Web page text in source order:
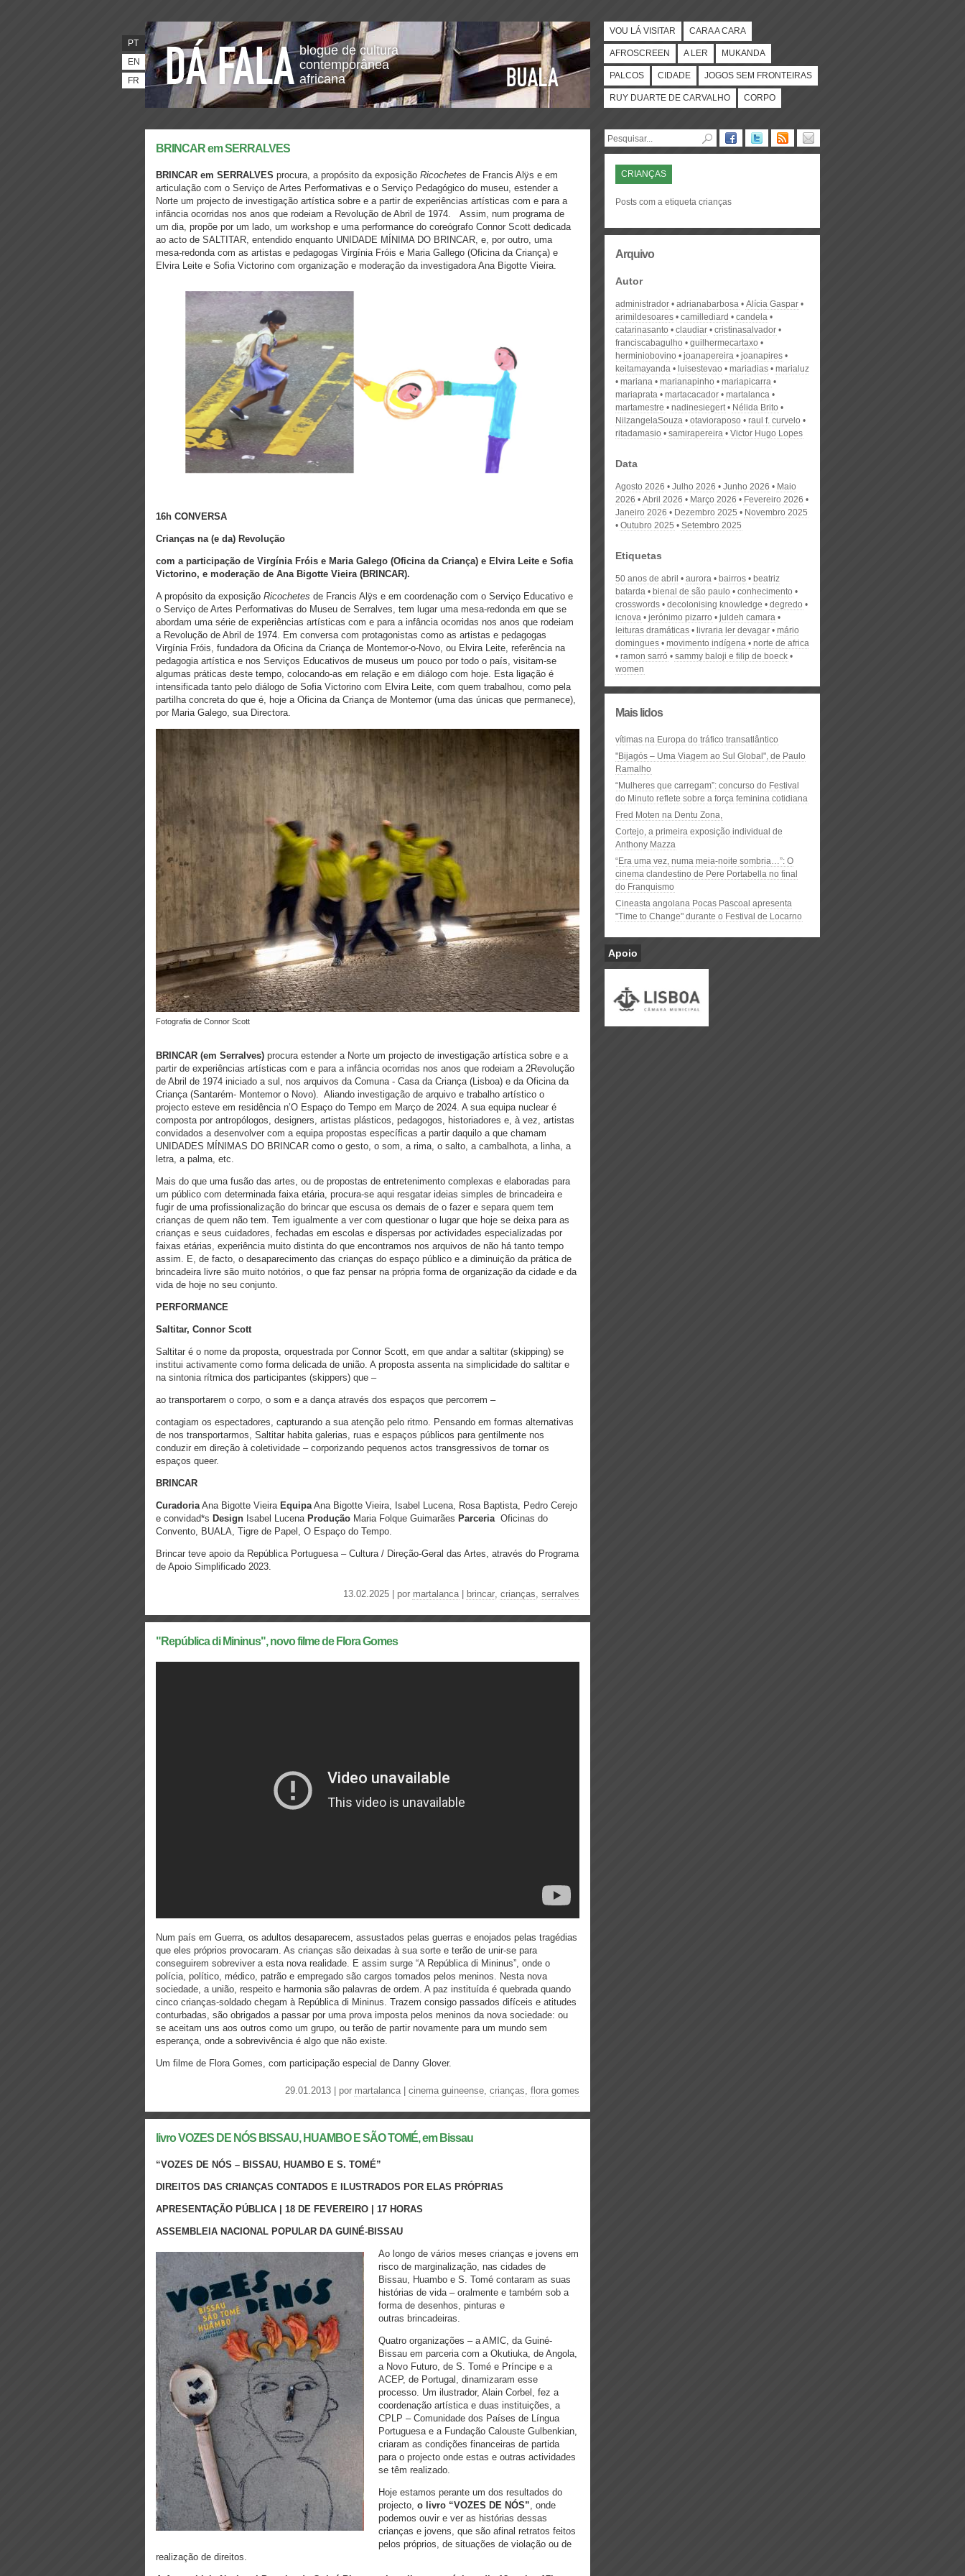
blogue de cultura
contemporânea
africana
PT
EN
FR
VOU LÁ VISITAR CARA A CARA
AFROSCREEN A LER MUKANDA
PALCOS CIDADE JOGOS SEM FRONTEIRAS
RUY DUARTE DE CARVALHO CORPO
BRINCAR em SERRALVES
BRINCAR em SERRALVES procura, a propósito da exposição Ricochetes de Francis Alÿs e em
articulação com o Serviço de Artes Performativas e o Serviço Pedagógico do museu, estender a
Norte um projecto de investigação artística sobre e a partir de experiências artísticas com e para a
infância ocorridas nos anos que rodeiam a Revolução de Abril de 1974.
Assim, num programa de
um dia, propõe por um lado, um workshop e uma performance do coreógrafo Connor Scott dedicada
ao acto de SALTITAR, entendido enquanto UNIDADE MÍNIMA DO BRINCAR, e, por outro, uma
mesa-redonda com as artistas e pedagogas Virgínia Fróis e Maria Gallego (Oficina da Criança) e
Elvira Leite e Sofia Victorino com organização e moderação da investigadora Ana Bigotte Vieira.
16h CONVERSA
Crianças na (e da) Revolução
com a participação de Virgínia Fróis e Maria Galego (Oficina da Criança) e Elvira Leite e Sofia
Victorino, e moderação de Ana Bigotte Vieira (BRINCAR).
A propósito da exposição Ricochetes de Francis Alÿs e em coordenação com o Serviço Educativo e
o Serviço de Artes Performativas do Museu de Serralves, tem lugar uma mesa-redonda em que se
abordam uma série de experiências artísticas com e para a infância ocorridas nos anos que rodeiam
a Revolução de Abril de 1974. Em conversa com protagonistas como as artistas e pedagogas
Virgínia Fróis, fundadora da Oficina da Criança de Montemor-o-Novo, ou Elvira Leite, referência na
pedagogia artística e nos Serviços Educativos de museus um pouco por todo o país, visitam-se
algumas práticas deste tempo, colocando-as em relação e em diálogo com hoje. Esta ligação é
intensificada tanto pelo diálogo de Sofia Victorino com Elvira Leite, com quem trabalhou, como pela
partilha concreta do que é, hoje a Oficina da Criança de Montemor (uma das únicas que permanece),
por Maria Galego, sua Directora.
Fotografia de Connor Scott
BRINCAR (em Serralves) procura estender a Norte um projecto de investigação artística sobre e a
partir de experiências artísticas com e para a infância ocorridas nos anos que rodeiam a 2Revolução
de Abril de 1974 iniciado a sul, nos arquivos da Comuna - Casa da Criança (Lisboa) e da Oficina da
Criança (Santarém- Montemor o Novo). Aliando investigação de arquivo e trabalho artístico o
projecto esteve em residência n’O Espaço do Tempo em Março de 2024. A sua equipa nuclear é
composta por antropólogos, designers, artistas plásticos, pedagogos, historiadores e, à vez, artistas
convidados a desenvolver com a equipa propostas específicas a partir daquilo a que chamam
UNIDADES MÍNIMAS DO BRINCAR como o gesto, o som, a rima, o salto, a cambalhota, a linha, a
letra, a palma, etc.
Mais do que uma fusão das artes, ou de propostas de entretenimento complexas e elaboradas para
um público com determinada faixa etária, procura-se aqui resgatar ideias simples de brincadeira e
fugir de uma profissionalização do brincar que escusa os demais de o fazer e separa quem tem
crianças de quem não tem. Tem igualmente a ver com questionar o lugar que hoje se deixa para as
crianças e seus cuidadores, fechadas em escolas e dispersas por actividades especializadas por
faixas etárias, experiência muito distinta do que encontramos nos arquivos de não há tanto tempo
assim. E, de facto, o desaparecimento das crianças do espaço público e a diminuição da prática de
brincadeira livre são muito notórios, o que faz pensar na própria forma de organização da cidade e da
vida de hoje no seu conjunto.
PERFORMANCE
Saltitar, Connor Scott
Saltitar é o nome da proposta, orquestrada por Connor Scott, em que andar a saltitar (skipping) se
institui activamente como forma delicada de união. A proposta assenta na simplicidade do saltitar e
na sintonia rítmica dos participantes (skippers) que –
ao transportarem o corpo, o som e a dança através dos espaços que percorrem –
contagiam os espectadores, capturando a sua atenção pelo ritmo. Pensando em formas alternativas
de nos transportarmos, Saltitar habita galerias, ruas e espaços públicos para gentilmente nos
conduzir em direção à coletividade – corporizando pequenos actos transgressivos de tornar os
espaços queer.
BRINCAR
CuradoriaAna Bigotte Vieira EquipaAna Bigotte Vieira, Isabel Lucena, Rosa Baptista, Pedro Cerejo
e convidad*s Design Isabel Lucena Produção Maria Folque Guimarães ParceriaOficinas do
Convento, BUALA, Tigre de Papel, O Espaço do Tempo.
Brincar teve apoio da República Portuguesa – Cultura / Direção-Geral das Artes, através do Programa
de Apoio Simplificado 2023.
13.02.2025 | por martalanca| brincar, crianças, serralves
"República di Mininus", novo filme de Flora Gomes
Num país em Guerra, os adultos desaparecem, assustados pelas guerras e enojados pelas tragédias
que eles próprios provocaram. As crianças são deixadas à sua sorte e terão de unir-se para
conseguirem sobreviver a esta nova realidade. E assim surge “A República di Mininus”, onde o
polícia, político, médico, patrão e empregado são cargos tomados pelos meninos. Nesta nova
sociedade, a união, respeito e harmonia são palavras de ordem. A paz instituída é quebrada quando
cinco crianças-soldado chegam à República di Mininus. Trazem consigo passados difíceis e atitudes
conturbadas, são obrigados a passar por uma prova imposta pelos meninos da nova sociedade: ou
se aceitam uns aos outros como um grupo, ou terão de partir novamente para um mundo sem
esperança, onde a sobrevivência é algo que não existe.
Um filme de Flora Gomes, com participação especial de Danny Glover.
29.01.2013 | por martalanca| cinema guineense, crianças, flora gomes
livro VOZES DE NÓS BISSAU, HUAMBO E SÃO TOMÉ, em Bissau
“VOZES DE NÓS – BISSAU, HUAMBO E S. TOMÉ”
DIREITOS DAS CRIANÇAS CONTADOS E ILUSTRADOS POR ELAS PRÓPRIAS
APRESENTAÇÃO PÚBLICA | 18 DE FEVEREIRO | 17 HORAS
ASSEMBLEIA NACIONAL POPULAR DA GUINÉ-BISSAU
Ao longo de vários meses crianças e jovens em
risco de marginalização, nas cidades de
Bissau, Huambo e S. Tomé contaram as suas
histórias de vida – oralmente e também sob a
forma de desenhos, pinturas e
outras brincadeiras.
Quatro organizações – a AMIC, da Guiné-
Bissau em parceria com a Okutiuka, de Angola,
a Novo Futuro, de S. Tomé e Príncipe e a
ACEP, de Portugal, dinamizaram esse
processo. Um ilustrador, Alain Corbel, fez a
coordenação artística e duas instituições, a
CPLP – Comunidade dos Países de Língua
Portuguesa e a Fundação Calouste Gulbenkian,
criaram as condições financeiras de partida
para o projecto onde estas e outras actividades
se têm realizado.
Hoje estamos perante um dos resultados do
projecto, o livro “VOZES DE NÓS”, onde
podemos ouvir e ver as histórias dessas
crianças e jovens, que são afinal retratos feitos
pelos próprios, de situações de violação ou de
realização de direitos.
CRIANÇAS
Posts com a etiqueta crianças
Arquivo
Autor
administrador adrianabarbosa
Alícia Gaspar
arimildesoares
camillediard
candela
catarinasanto
claudiar
cristinasalvador
franciscabagulho
guilhermecartaxo
herminiobovino
joanapereira
joanapires
keitamayanda
luisestevao mariadias
marialuz
mariana
marianapinho
mariapicarra
mariaprata
martacacador
martalanca
martamestre
nadinesiegert
Nélida Brito
NilzangelaSouza
otavioraposo
raul f. curvelo
ritadamasio
samirapereira Victor Hugo Lopes
Data
Agosto 2026 Julho 2026 Junho 2026
Maio
2026
Abril 2026 Março 2026
Fevereiro 2026
Janeiro 2026
Dezembro 2025
Novembro 2025
Outubro 2025
Setembro 2025
Etiquetas
50 anos de abril aurora bairros
beatriz
batarda
bienal de são paulo
conhecimento
crosswords
decolonising knowledge
degredo
icnova
jerónimo pizarro
juldeh camara
leituras dramáticas
livraria ler devagar
mário
domingues
movimento indígena
norte de africa
ramon sarró
sammy baloji e filip de boeck
women
Mais lidos
vítimas na Europa do tráfico transatlântico
"Bijagós – Uma Viagem ao Sul Global", de Paulo
Ramalho
“Mulheres que carregam”: concurso do Festival
do Minuto reflete sobre a força feminina cotidiana
Fred Moten na Dentu Zona,
Cortejo, a primeira exposição individual de
Anthony Mazza
“Era uma vez, numa meia-noite sombria…”: O
cinema clandestino de Pere Portabella no final
do Franquismo
Cineasta angolana Pocas Pascoal apresenta
"Time to Change" durante o Festival de Locarno
Apoio